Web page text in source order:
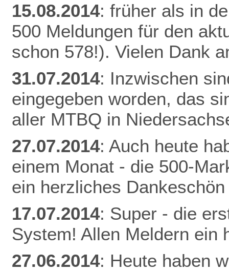
15.08.2014: früher als in
500 Meldungen für den
schon 578!). Vielen Dank
31.07.2014: Inzwischen
eingegeben worden, das
aller MTBQ in
27.07.2014: Auch heute
einem Monat - die 500-
ein herzliches
17.07.2014: Super - die
System! Allen Meldern ein
27.06.2014: Heute haben